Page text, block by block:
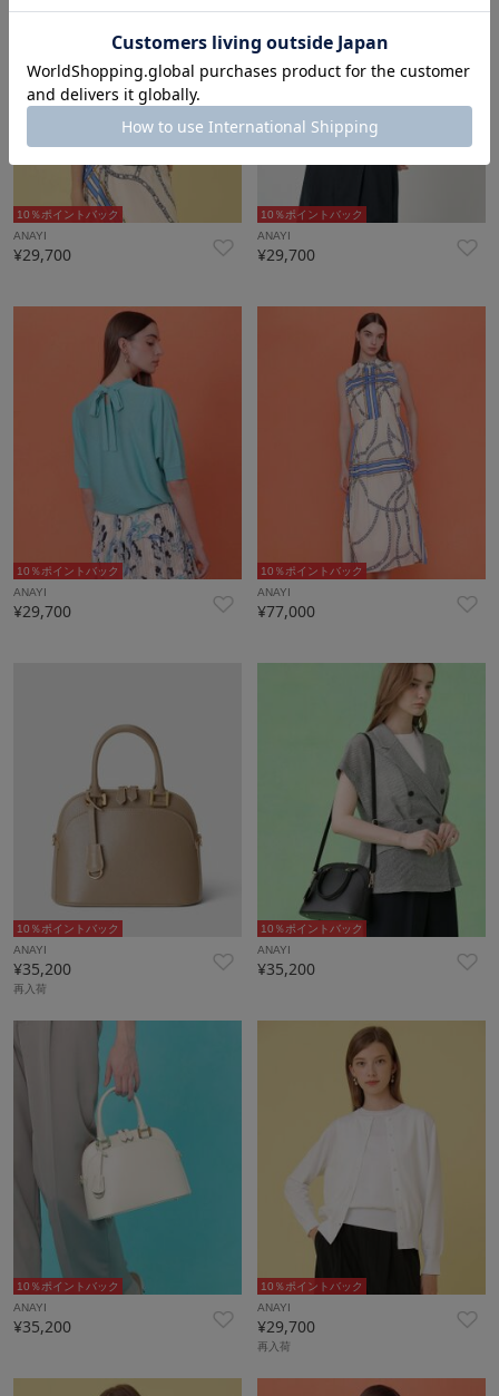
10％ポイントバック
ANAYI
¥29,700
10％ポイントバック
ANAYI
¥29,700
10％ポイントバック
ANAYI
¥29,700
10％ポイントバック
ANAYI
¥77,000
10％ポイントバック
ANAYI
¥35,200
再入荷
10％ポイントバック
ANAYI
¥35,200
10％ポイントバック
ANAYI
¥35,200
10％ポイントバック
ANAYI
¥29,700
再入荷